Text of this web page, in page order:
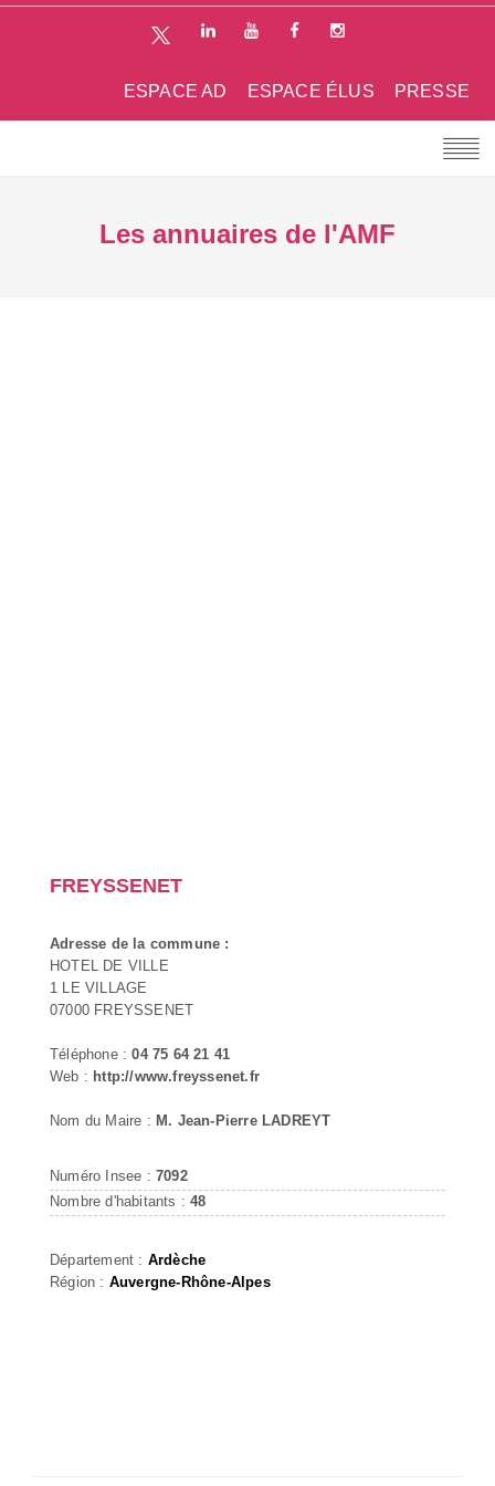
PRESSE
ESPACE ÉLUS
ESPACE AD
Les annuaires de l'AMF
FREYSSENET
Adresse de la commune :
HOTEL DE VILLE
1 LE VILLAGE
07000 FREYSSENET
Téléphone :04 75 64 21 41
Web : http://www.freyssenet.fr
Nom du Maire : M. Jean-Pierre LADREYT
Numéro Insee : 7092
Nombre d'habitants :48
Département : Ardèche
Région : Auvergne-Rhône-Alpes